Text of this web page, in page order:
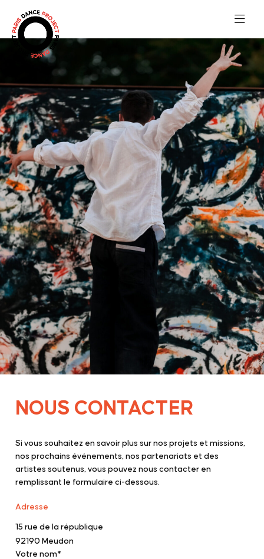
NOUS CONTACTER
Si vous souhaitez en savoir plus sur nos projets et missions,
nos prochains événements, nos partenariats et des
artistes soutenus, vous pouvez nous contacter en
remplissant le formulaire ci-dessous.
Adresse
15 rue de la république
92190 Meudon
Votre nom*